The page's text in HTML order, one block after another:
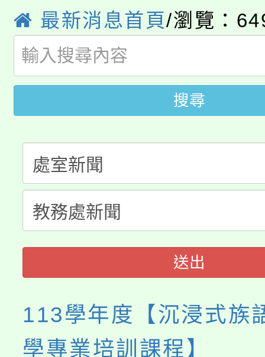
局官網。
8月14至27日，桃園電
開!
115年桃園市運動會8/
田徑場及游泳池舉行。
桃園市低收入戶享有免
視費優惠，中低收入戶
半價優惠，詳情可洽有
者。
大園自造教育及科技中
份教師增能研習
大溪自造教育及科技中
份教師研習
淨零綠生活教案入校路
會
115年食農教育專業人
程
最新消息首頁/瀏覽：
搜尋
送出
113學年度【沉浸式族
學專業培訓課程】